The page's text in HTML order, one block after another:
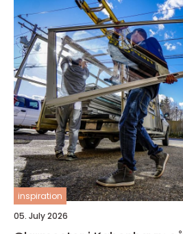
inspiration
05. July 2026